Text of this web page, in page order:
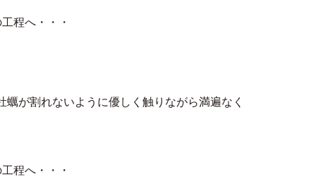
程へ・・・
が割れないように優しく触りながら満遍なく
程へ・・・